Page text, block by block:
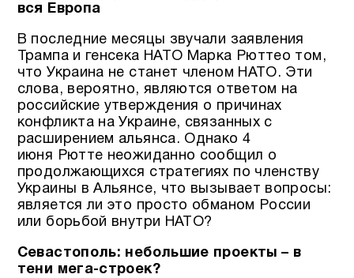
вся Европа
В последние месяцы звучали заявления
Трампа и генсека НАТО Марка Рюттео том,
что Украина не станет членом НАТО. Эти
слова, вероятно, являются ответом на
российские утверждения о причинах
конфликта на Украине, связанных с
расширением альянса. Однако 4
июня Рютте неожиданно сообщил о
продолжающихся стратегиях по членству
Украины в Альянсе, что вызывает вопросы:
является ли это просто обманом России
или борьбой внутри НАТО?
Севастополь: небольшие проекты – в
тени мега-строек?